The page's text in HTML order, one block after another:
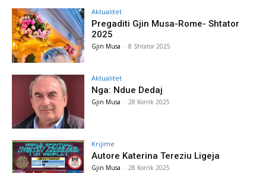
Aktualitet
Pregaditi Gjin Musa-Rome- Shtator
2025
Gjin Musa - 8 Shtator 2025
Aktualitet
Nga: Ndue Dedaj
Gjin Musa - 28 Korrik 2025
Krijime
Autore Katerina Tereziu Ligeja
Gjin Musa - 28 Korrik 2025